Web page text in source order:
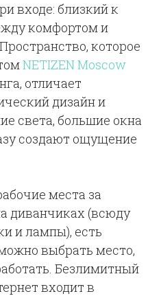
входе: близкий к
комфортом и
которое
NETIZEN Moscow
отличает
дизайн и
света, большие окна
создают ощущение
места за
диванчиках (всюду
и лампы), есть
выбрать место,
Безлимитный
входит в